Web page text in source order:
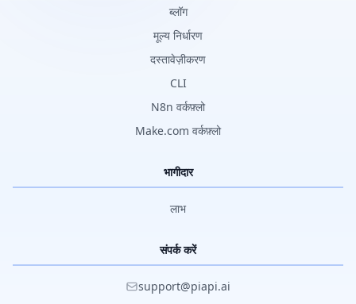
ब्लॉग
मूल्य निर्धारण
दस्तावेज़ीकरण
CLI
N8n वर्कफ़्लो
Make.com वर्कफ़्लो
भागीदार
लाभ
संपर्क करें
support@piapi.ai